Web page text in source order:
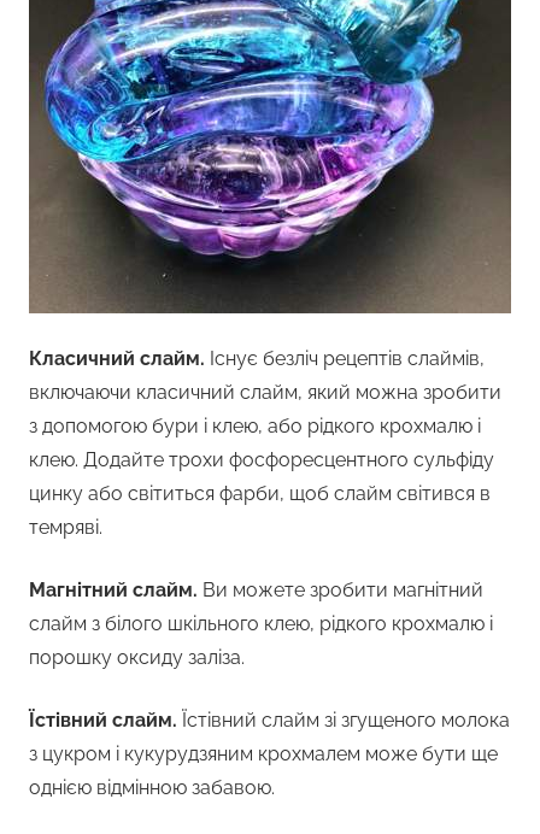
Класичний слайм. Існує безліч рецептів слаймів,
включаючи класичний слайм, який можна зробити
з допомогою бури і клею, або рідкого крохмалю і
клею. Додайте трохи фосфоресцентного сульфіду
цинку або світиться фарби, щоб слайм світився в
темряві.
Магнітний слайм. Ви можете зробити магнітний
слайм з білого шкільного клею, рідкого крохмалю і
порошку оксиду заліза.
Їстівний слайм. Їстівний слайм зі згущеного молока
з цукром і кукурудзяним крохмалем може бути ще
однією відмінною забавою.